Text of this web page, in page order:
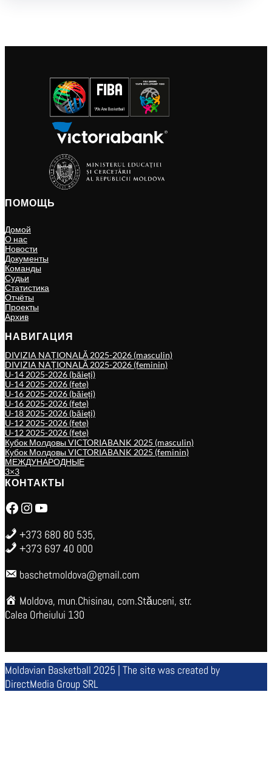
ПОМОЩЬ
Домой
О нас
Новости
Документы
Команды
Судьи
Статистика
Отчёты
Проекты
Архив
НАВИГАЦИЯ
DIVIZIA NAȚIONALĂ 2025-2026 (masculin)
DIVIZIA NAȚIONALĂ 2025-2026 (feminin)
U-14 2025-2026 (băieți)
U-14 2025-2026 (fete)
U-16 2025-2026 (băieți)
U-16 2025-2026 (fete)
U-18 2025-2026 (băieți)
U-12 2025-2026 (fete)
U-12 2025-2026 (fete)
Кубок Молдовы VICTORIABANK 2025 (masculin)
Кубок Молдовы VICTORIABANK 2025 (feminin)
МЕЖДУНАРОДНЫЕ
3×3
КОНТАКТЫ
Facebook Instagram YouTube
+373 680 80 535,
+373 697 40 000
baschetmoldova@gmail.com
Moldova, mun.Chisinau, com.Stăuceni, str.
Calea Orheiului 130
Moldavian Basketball 2025 | The site was created by
DirectMedia Group SRL